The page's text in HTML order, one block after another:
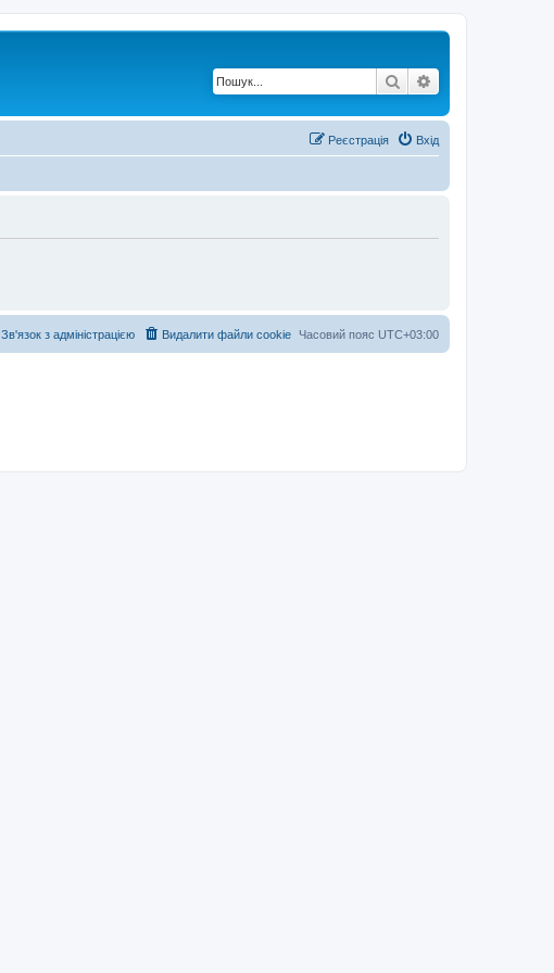
Пошук
Вхід
Реєстрація
Часовий пояс UTC+03:00
Видалити файли cookie
Зв'язок з адміністрацією